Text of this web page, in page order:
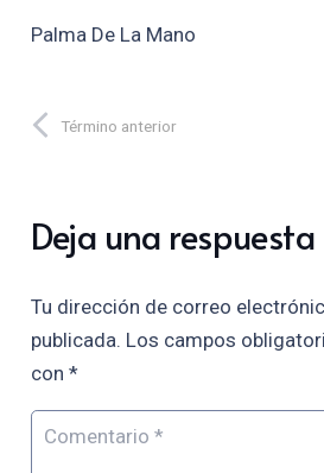
Palma De La Mano
Término anterior
Deja una respuesta
Tu dirección de correo
publicada. Los campos
con *